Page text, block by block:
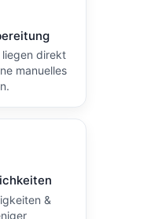
direkt
manuelles
&